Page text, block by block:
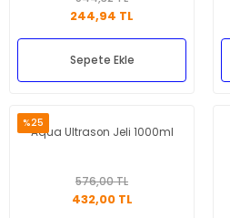
244,94 TL
Sepete Ekle
%25
Aqua Ultrason Jeli 1000ml
576,00 TL
432,00 TL